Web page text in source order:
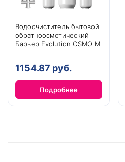
Водоочиститель бытовой
обратноосмотический
Барьер Evolution OSMO M
1154.87 руб.
Подробнее